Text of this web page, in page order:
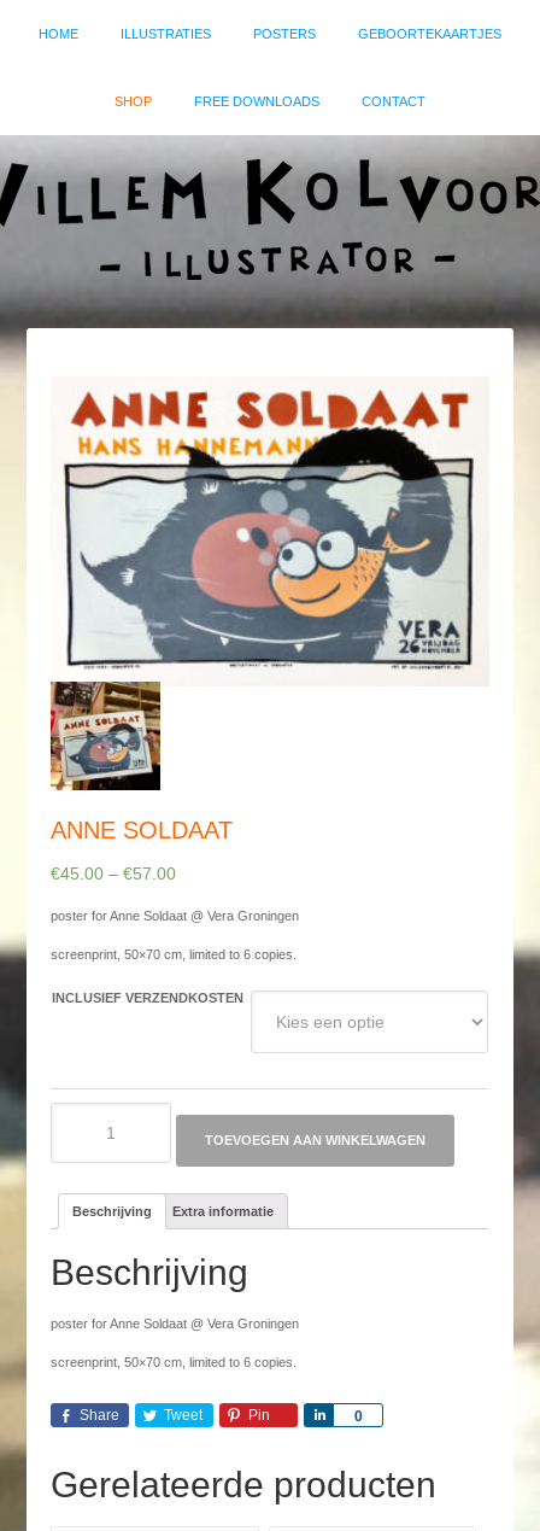
HOME ILLUSTRATIES POSTERS GEBOORTEKAARTJES
SHOP FREE DOWNLOADS CONTACT
ANNE SOLDAAT
€45.00 –€57.00
poster for Anne Soldaat @ Vera Groningen
screenprint, 50×70 cm, limited to 6 copies.
INCLUSIEF VERZENDKOSTEN
SOLDAAT
TOEVOEGEN AAN WINKELWAGEN
Beschrijving Extra informatie
Beschrijving
poster for Anne Soldaat @ Vera Groningen
screenprint, 50×70 cm, limited to 6 copies.
Share Tweet Pin 0
Share
Gerelateerde producten